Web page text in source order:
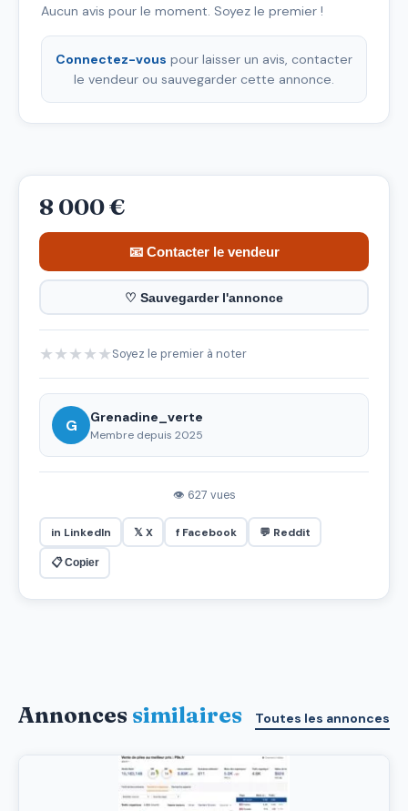
Aucun avis pour le moment. Soyez le premier !
Connectez-vous pour laisser un avis, contacter
le vendeur ou sauvegarder cette annonce.
8 000 €
📧 Contacter le vendeur
♡ Sauvegarder l'annonce
★★★★★Soyez le premier à noter
G Grenadine_verte
Membre depuis 2025
👁 627 vues
in LinkedIn 𝕏 X f Facebook 💬 Reddit
📋 Copier
Annonces similaires Toutes les annonces